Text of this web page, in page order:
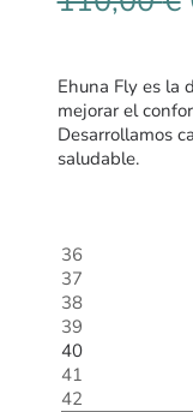
Ehuna Fly es la
mejorar el
Desarrollamos
saludable.
36
37
38
39
40
41
42